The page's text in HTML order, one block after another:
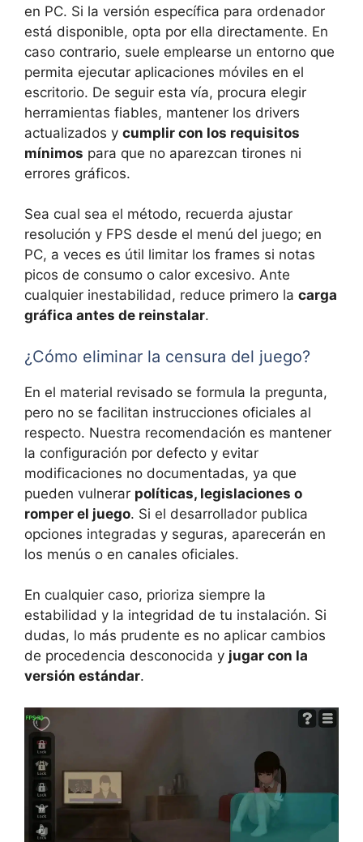
en PC. Si la versión específica para ordenador
está disponible, opta por ella directamente. En
caso contrario, suele emplearse un entorno que
permita ejecutar aplicaciones móviles en el
escritorio. De seguir esta vía, procura elegir
herramientas fiables, mantener los drivers
actualizados y cumplir con los requisitos
mínimos para que no aparezcan tirones ni
errores gráficos.
Sea cual sea el método, recuerda ajustar
resolución y FPS desde el menú del juego; en
PC, a veces es útil limitar los frames si notas
picos de consumo o calor excesivo. Ante
cualquier inestabilidad, reduce primero la carga
gráfica antes de reinstalar.
¿Cómo eliminar la censura del juego?
En el material revisado se formula la pregunta,
pero no se facilitan instrucciones oficiales al
respecto. Nuestra recomendación es mantener
la configuración por defecto y evitar
modificaciones no documentadas, ya que
pueden vulnerar políticas, legislaciones o
romper el juego. Si el desarrollador publica
opciones integradas y seguras, aparecerán en
los menús o en canales oficiales.
En cualquier caso, prioriza siempre la
estabilidad y la integridad de tu instalación. Si
dudas, lo más prudente es no aplicar cambios
de procedencia desconocida y jugar con la
versión estándar.